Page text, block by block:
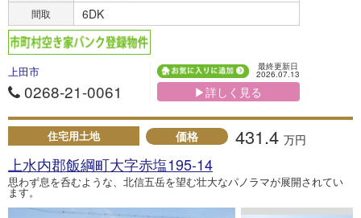
間取 6DK
上田市
0268-21-0061
最終更新日
2026.07.13
▶詳しく見る
住宅用土地 価格 431.4 万円
上水内郡飯綱町大字赤塩195-14
思わず息を呑むような、北信五岳を望む壮大なパノラマが展開されてい
ます。